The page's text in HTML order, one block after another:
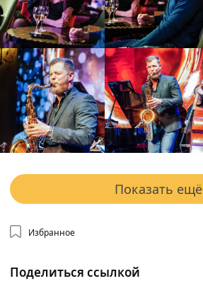
Показать ещё
Избранное
Поделиться ссылкой